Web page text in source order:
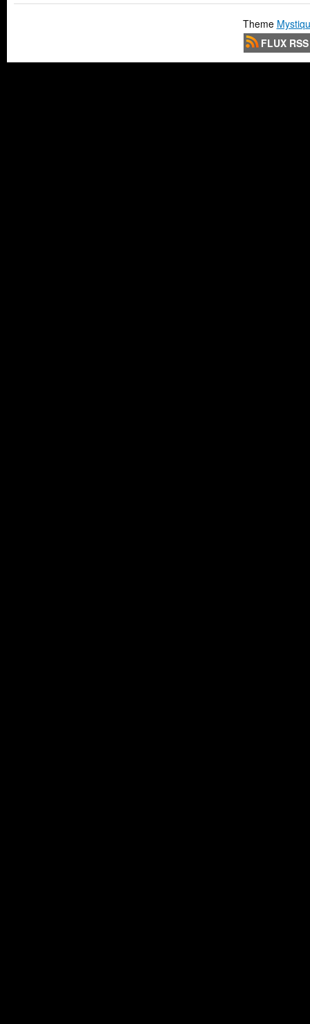
Theme
FLUX RSS